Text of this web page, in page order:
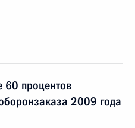
60 процентов
2009 года